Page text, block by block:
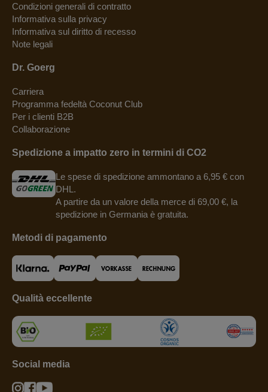
Condizioni generali di contratto
Informativa sulla privacy
Informativa sul diritto di recesso
Note legali
Dr. Goerg
Carriera
Programma fedeltà Coconut Club
Per i clienti B2B
Collaborazione
Spedizione a impatto zero in termini di CO2
Le spese di spedizione ammontano a 6,95 € con
DHL.
A partire da un valore della merce di 69,00 €, la
spedizione in Germania è gratuita.
Metodi di pagamento
Qualità eccellente
Social media